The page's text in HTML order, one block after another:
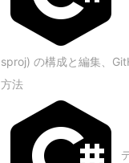
sproj) の構成と編集、
方法